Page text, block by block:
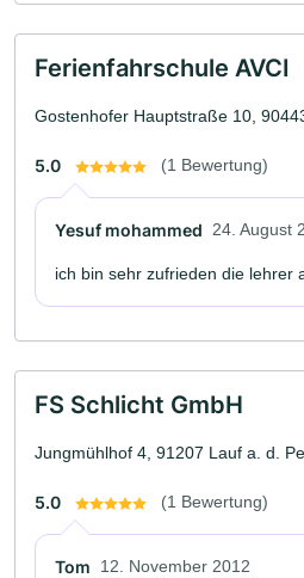
Ferienfahrschule AVCI
Gostenhofer Hauptstraße 10,
5.0 (1 Bewertung)
Yesuf mohammed 24. August
ich bin sehr zufrieden die lehrer
FS Schlicht GmbH
Jungmühlhof 4, 91207 Lauf a. d.
5.0 (1 Bewertung)
Tom 12. November 2012